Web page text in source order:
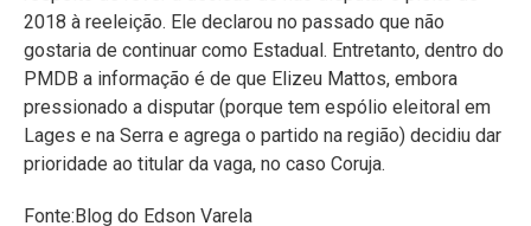
2018 à reeleição. Ele declarou no passado que não
gostaria de continuar como Estadual. Entretanto, dentro do
PMDB a informação é de que Elizeu Mattos, embora
pressionado a disputar (porque tem espólio eleitoral em
Lages e na Serra e agrega o partido na região) decidiu dar
prioridade ao titular da vaga, no caso Coruja.
Fonte:Blog do Edson Varela